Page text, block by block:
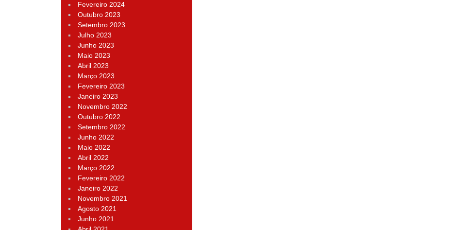
Fevereiro 2024
Outubro 2023
Setembro 2023
Julho 2023
Junho 2023
Maio 2023
Abril 2023
Março 2023
Fevereiro 2023
Janeiro 2023
Novembro 2022
Outubro 2022
Setembro 2022
Junho 2022
Maio 2022
Abril 2022
Março 2022
Fevereiro 2022
Janeiro 2022
Novembro 2021
Agosto 2021
Junho 2021